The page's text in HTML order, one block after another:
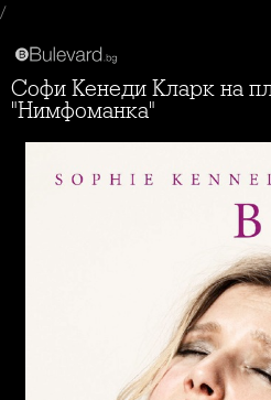
/
Софи Кенеди Кларк на плакат за
"Нимфоманка"